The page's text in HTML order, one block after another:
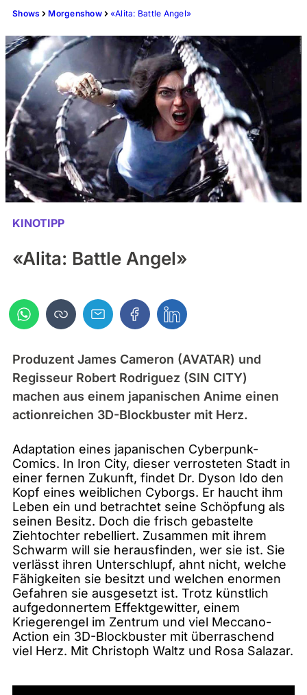
Shows Morgenshow «Alita: Battle Angel»
KINOTIPP
«Alita: Battle Angel»
Produzent James Cameron (AVATAR) und
Regisseur Robert Rodriguez (SIN CITY)
machen aus einem japanischen Anime einen
actionreichen 3D-Blockbuster mit Herz.
Adaptation eines japanischen Cyberpunk-
Comics. In Iron City, dieser verrosteten Stadt in
einer fernen Zukunft, findet Dr. Dyson Ido den
Kopf eines weiblichen Cyborgs. Er haucht ihm
Leben ein und betrachtet seine Schöpfung als
seinen Besitz. Doch die frisch gebastelte
Ziehtochter rebelliert. Zusammen mit ihrem
Schwarm will sie herausfinden, wer sie ist. Sie
verlässt ihren Unterschlupf, ahnt nicht, welche
Fähigkeiten sie besitzt und welchen enormen
Gefahren sie ausgesetzt ist. Trotz künstlich
aufgedonnertem Effektgewitter, einem
Kriegerengel im Zentrum und viel Meccano-
Action ein 3D-Blockbuster mit überraschend
viel Herz. Mit Christoph Waltz und Rosa Salazar.